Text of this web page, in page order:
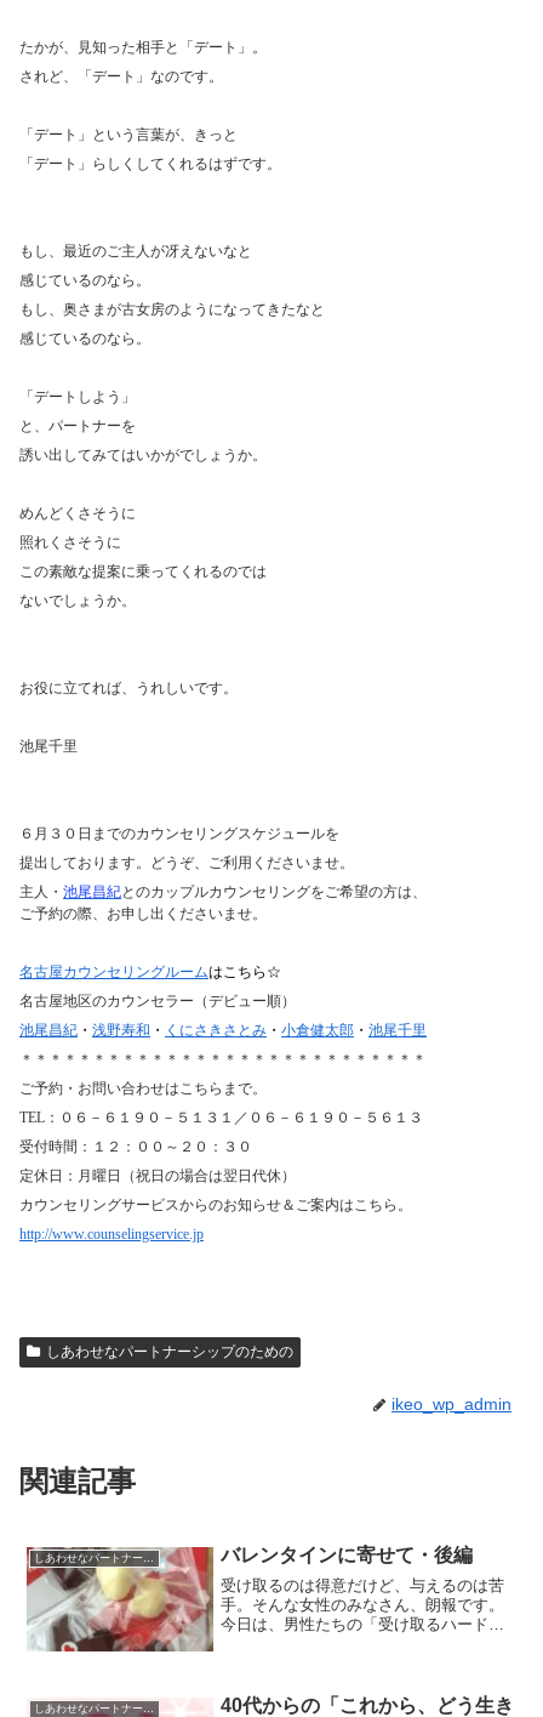
たかが、見知った相手と「デート」。
されど、「デート」なのです。
「デート」という言葉が、きっと
「デート」らしくしてくれるはずです。
もし、最近のご主人が冴えないなと
感じているのなら。
もし、奥さまが古女房のようになってきたなと
感じているのなら。
「デートしよう」
と、パートナーを
誘い出してみてはいかがでしょうか。
めんどくさそうに
照れくさそうに
この素敵な提案に乗ってくれるのでは
ないでしょうか。
お役に立てれば、うれしいです。
池尾千里
６月３０日までのカウンセリングスケジュールを
提出しております。どうぞ、ご利用くださいませ。
主人・ 池尾昌紀とのカップルカウンセリングをご希望の方は、
ご予約の際、お申し出くださいませ。
名古屋カウンセリングルームはこちら☆
名古屋地区のカウンセラー（デビュー順）
池尾昌紀 ・ 浅野寿和 ・ くにさきさとみ ・ 小倉健太郎 ・ 池尾千里
＊＊＊＊＊＊＊＊＊＊＊＊＊＊＊＊＊＊＊＊＊＊＊＊＊＊＊＊
ご予約・お問い合わせはこちらまで。
TEL：０６－６１９０－５１３１／０６－６１９０－５６１３
受付時間：１２：００～２０：３０
定休日：月曜日（祝日の場合は翌日代休）
カウンセリングサービスからのお知らせ＆ご案内はこちら。
http://www.counselingservice.jp
しあわせなパートナーシップのための
ikeo_wp_admin
関連記事
しあわせなパートナーシップのための バレンタインに寄せて・後編
受け取るのは得意だけど、与えるのは苦
手。そんな女性のみなさん、朗報です。
今日は、男性たちの「受け取るハード
しあわせなパートナーシップのための
40代からの「これから、どう生き